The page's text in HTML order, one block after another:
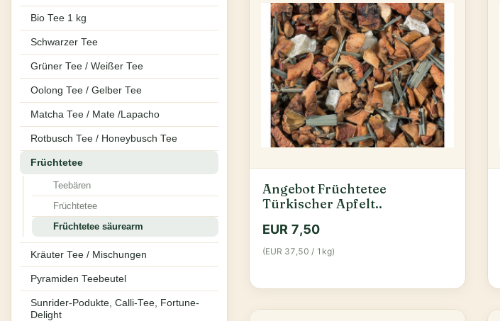
Angebot Früchtetee
Türkischer Apfelt..
EUR 7,50
(EUR 37,50 / 1kg)
Bio Tee 1 kg
Schwarzer Tee
Grüner Tee / Weißer Tee
Oolong Tee / Gelber Tee
Matcha Tee / Mate /Lapacho
Rotbusch Tee / Honeybusch Tee
Früchtetee
Teebären
Früchtetee
Früchtetee säurearm
Kräuter Tee / Mischungen
Pyramiden Teebeutel
Sunrider-Podukte, Calli-Tee, Fortune-
Delight